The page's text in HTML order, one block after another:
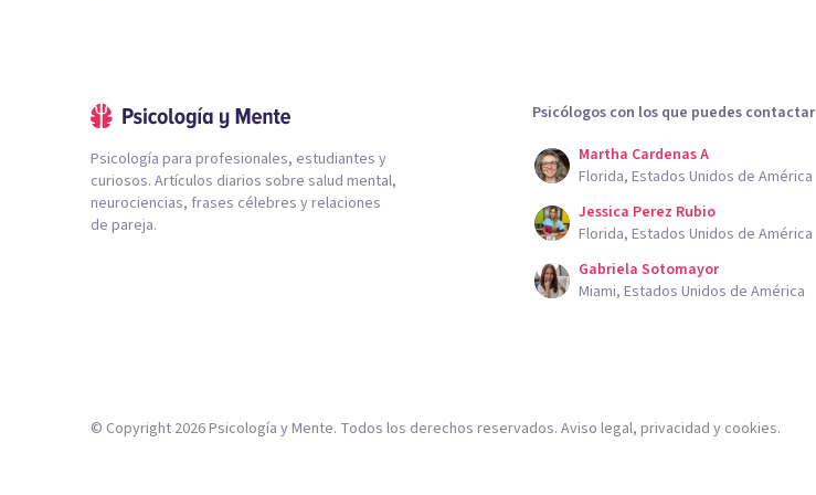
Psicología para profesionales, estudiantes y
curiosos. Artículos diarios sobre salud mental,
neurociencias, frases célebres y relaciones
de pareja.
Psicólogos con los que puedes contactar
Martha Cardenas A
Florida, Estados Unidos de América
Jessica Perez Rubio
Florida, Estados Unidos de América
Gabriela Sotomayor
Miami, Estados Unidos de América
© Copyright 2026Psicología y Mente. Todos los derechos reservados. Aviso legal, privacidad y cookies.